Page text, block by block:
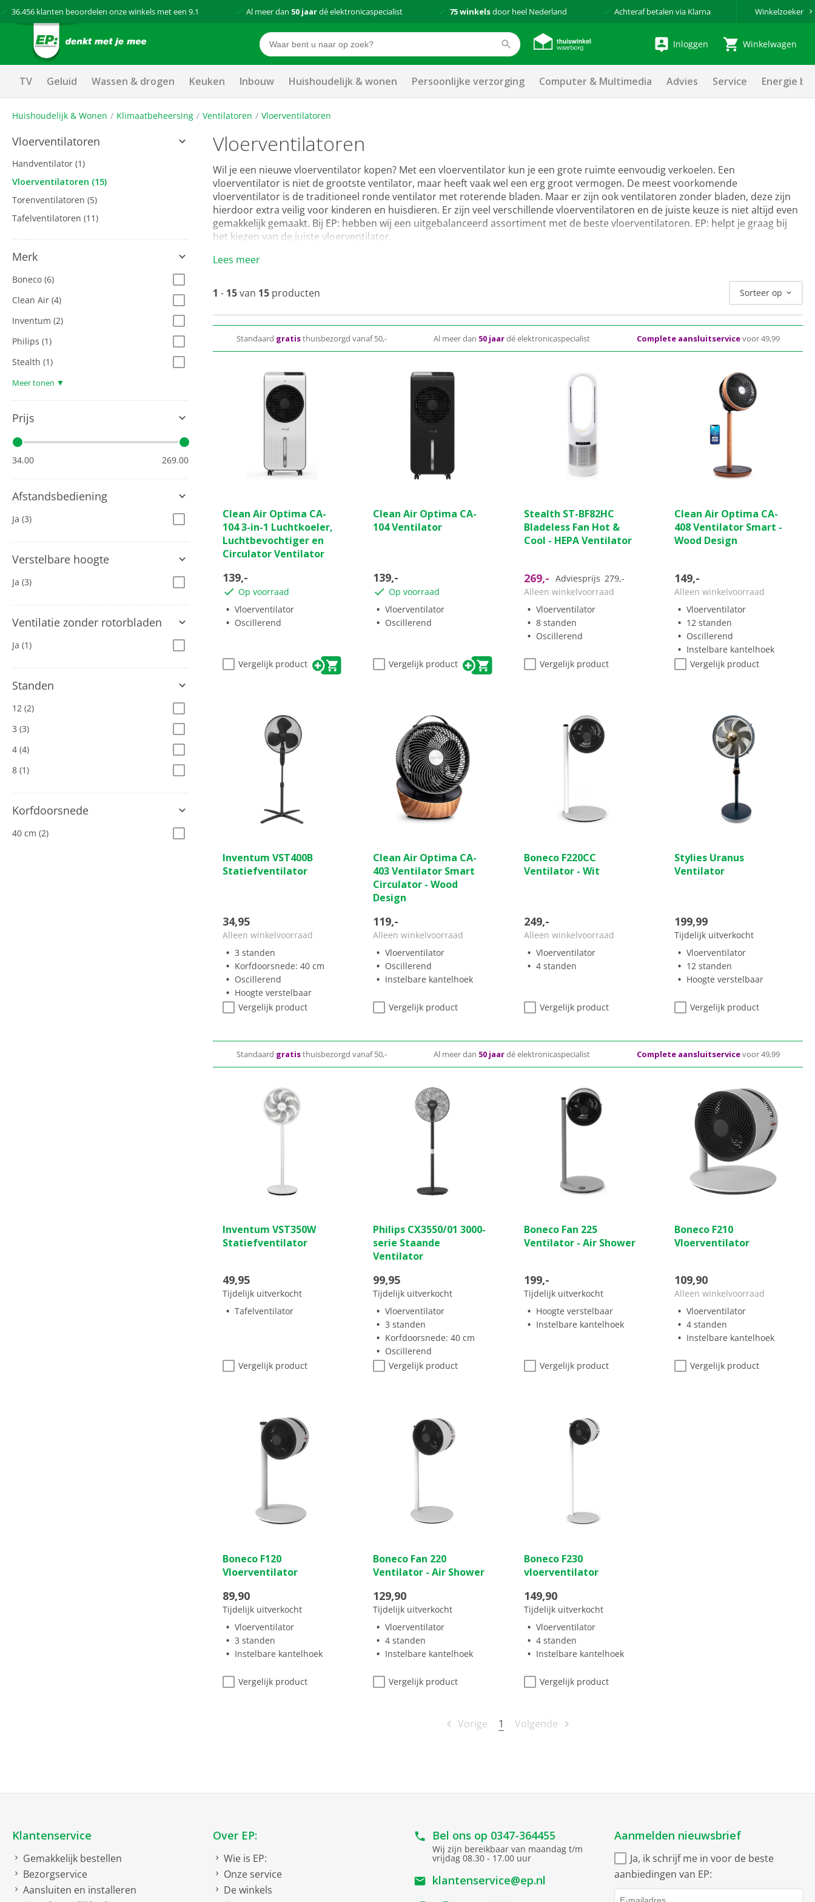
36.456 klanten beoordelen onze winkels met een 9.1 Al meer dan 50 jaardé elektronicaspecialist 75 winkelsdoor heel Nederland Achteraf betalen via Klarna Winkelzoeker
Inloggen Winkelwagen
TV Geluid Wassen & drogen Keuken Inbouw Huishoudelijk & wonen Persoonlijke verzorging Computer & Multimedia Advies Service Energie
Huishoudelijk & Wonen Klimaatbeheersing Ventilatoren Vloerventilatoren
Vloerventilatoren
Handventilator (1)
Vloerventilatoren (15)
Torenventilatoren (5)
Tafelventilatoren (11)
Merk
Boneco (6)
Clean Air (4)
Inventum (2)
Philips (1)
Stealth (1)
Meer tonen ▼
Prijs
34.00 269.00
Afstandsbediening
Ja (3)
Verstelbare hoogte
Ja (3)
Ventilatie zonder rotorbladen
Ja (1)
Standen
12 (2)
3 (3)
4 (4)
8 (1)
Korfdoorsnede
40 cm (2)
Vloerventilatoren
Wil je een nieuwe vloerventilator kopen? Met een vloerventilator kun je een grote ruimte eenvoudig verkoelen. Een
vloerventilator is niet de grootste ventilator, maar heeft vaak wel een erg groot vermogen. De meest voorkomende
vloerventilator is de traditioneel ronde ventilator met roterende bladen. Maar er zijn ook ventilatoren zonder bladen, deze zijn
hierdoor extra veilig voor kinderen en huisdieren. Er zijn veel verschillende vloerventilatoren en de juiste keuze is niet altijd even
gemakkelijk gemaakt. Bij EP: hebben wij een uitgebalanceerd assortiment met de beste vloerventilatoren. EP: helpt je graag bij
het kiezen van de juiste vloerventilator.
Lees meer
1 - 15van 15 producten Sorteer op
Standaard gratisthuisbezorgd vanaf 50,- Al meer dan 50 jaardé elektronicaspecialist Complete aansluitservicevoor 49,99
van
de
5
sterren.
Clean Air Optima CA-
104 3-in-1 Luchtkoeler,
Luchtbevochtiger en
Circulator Ventilator
139,-
Op voorraad
Vloerventilator
Oscillerend
Vergelijk product
van
de
Clean Air Optima CA-
104 Ventilator
139,-
Op voorraad
Vloerventilator
Oscillerend
Vergelijk product
van
de
5
beoordelingen
Stealth ST-BF82HC
Bladeless Fan Hot &
Cool - HEPA Ventilator
269,- Adviesprijs 279,-
Alleen winkelvoorraad
Vloerventilator
8 standen
Oscillerend
Vergelijk product
van
de
5
beoordeling
Clean Air Optima CA-
408 Ventilator Smart -
Wood Design
149,-
Alleen winkelvoorraad
Vloerventilator
12 standen
Oscillerend
Instelbare kantelhoek
Vergelijk product
van
de
Inventum VST400B
Statiefventilator
34,95
Alleen winkelvoorraad
3 standen
Korfdoorsnede: 40 cm
Oscillerend
Hoogte verstelbaar
Vergelijk product
van
de
5
sterren.
beoordelingen
Clean Air Optima CA-
403 Ventilator Smart
Circulator - Wood
Design
119,-
Alleen winkelvoorraad
Vloerventilator
Oscillerend
Instelbare kantelhoek
Vergelijk product
van
de
Boneco F220CC
Ventilator - Wit
249,-
Alleen winkelvoorraad
Vloerventilator
4 standen
Vergelijk product
van
de
Stylies Uranus
Ventilator
199,99
Tijdelijk uitverkocht
Vloerventilator
12 standen
Hoogte verstelbaar
Vergelijk product
Standaard gratisthuisbezorgd vanaf 50,- Al meer dan 50 jaardé elektronicaspecialist Complete aansluitservicevoor 49,99
van
de
Inventum VST350W
Statiefventilator
49,95
Tijdelijk uitverkocht
Tafelventilator
Vergelijk product
van
de
5
28
beoordelingen
Philips CX3550/01 3000-
serie Staande
Ventilator
99,95
Tijdelijk uitverkocht
Vloerventilator
3 standen
Korfdoorsnede: 40 cm
Oscillerend
Vergelijk product
van
de
1
beoordeling
Boneco Fan 225
Ventilator - Air Shower
199,-
Tijdelijk uitverkocht
Hoogte verstelbaar
Instelbare kantelhoek
Vergelijk product
van
de
Boneco F210
Vloerventilator
109,90
Alleen winkelvoorraad
Vloerventilator
4 standen
Instelbare kantelhoek
Vergelijk product
van
de
sterren.
Boneco F120
Vloerventilator
89,90
Tijdelijk uitverkocht
Vloerventilator
3 standen
Instelbare kantelhoek
Vergelijk product
van
de
sterren.
Boneco Fan 220
Ventilator - Air Shower
129,90
Tijdelijk uitverkocht
Vloerventilator
4 standen
Instelbare kantelhoek
Vergelijk product
van
de
sterren.
Boneco F230
vloerventilator
149,90
Tijdelijk uitverkocht
Vloerventilator
4 standen
Instelbare kantelhoek
Vergelijk product
Vorige 1 Volgende
Klantenservice
Gemakkelijk bestellen
Bezorgservice
Aansluiten en installeren
Over EP:
Wie is EP:
Onze service
De winkels
Bel ons op 0347-364455
Wij zijn bereikbaar van maandag t/m
vrijdag 08.30 - 17.00 uur
klantenservice@ep.nl
Aanmelden nieuwsbrief
Ja, ik schrijf me in voor de beste
aanbiedingen van EP: